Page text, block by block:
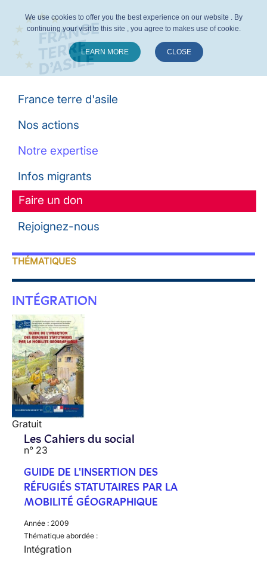
France terre d'asile
Nos actions
Notre expertise
Infos migrants
Faire un don
Rejoignez-nous
THÉMATIQUES
INTÉGRATION
Gratuit
Les Cahiers du social
n° 23
GUIDE DE L'INSERTION DES
RÉFUGIÉS STATUTAIRES PAR LA
MOBILITÉ GÉOGRAPHIQUE
Année : 2009
Thématique abordée :
Intégration
We use cookies to offer you the best experience on our website . By
continuing your visit to this site , you agree to makes use of cookie.
LEARN MORE CLOSE